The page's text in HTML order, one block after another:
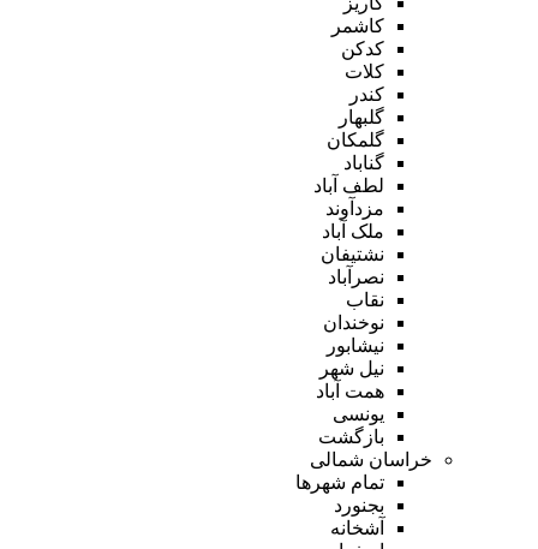
کاشمر
کدکن
کلات
کندر
گلبهار
گلمکان
گناباد
لطف آباد
مزدآوند
ملک آباد
نشتیفان
نصرآباد
نقاب
نوخندان
نیشابور
نیل شهر
همت آباد
یونسی
بازگشت
خراسان شمالی
تمام شهر‌ها
بجنورد
آشخانه